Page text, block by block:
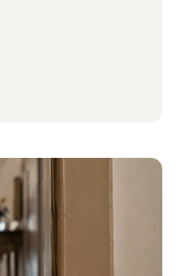
die